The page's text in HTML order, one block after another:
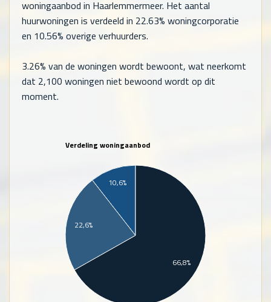
woningaanbod in Haarlemmermeer. Het aantal
huurwoningen is verdeeld in 22.63% woningcorporatie
en 10.56% overige verhuurders.
3.26% van de woningen wordt bewoont, wat neerkomt
dat 2,100 woningen niet bewoond wordt op dit
moment.
Verdeling woningaanbod
10,6%
22,6%
66,8%